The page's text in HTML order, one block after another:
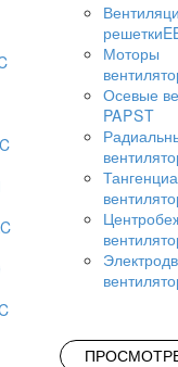
решетки
Моторы
Осевые
PAPST